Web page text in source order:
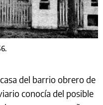
del barrio obrero de
conocía del posible